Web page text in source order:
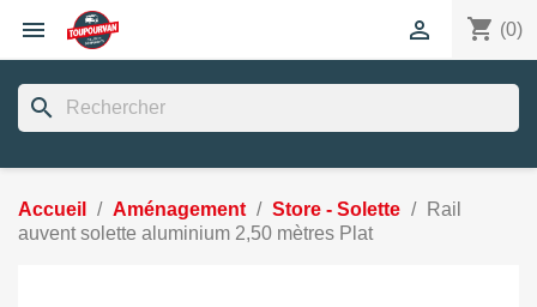
 shopping_cart (0)

search
Accueil Aménagement Store - Solette
Rail
auvent solette aluminium 2,50 mètres Plat